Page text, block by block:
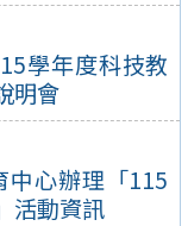
學年度科技教
明會
中心辦理「115
活動資訊